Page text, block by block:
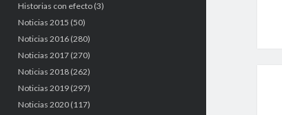
Historias con efecto(3)
Noticias 2015 (50)
Noticias 2016(280)
Noticias 2017(270)
Noticias 2018(262)
Noticias 2019(297)
Noticias 2020(117)